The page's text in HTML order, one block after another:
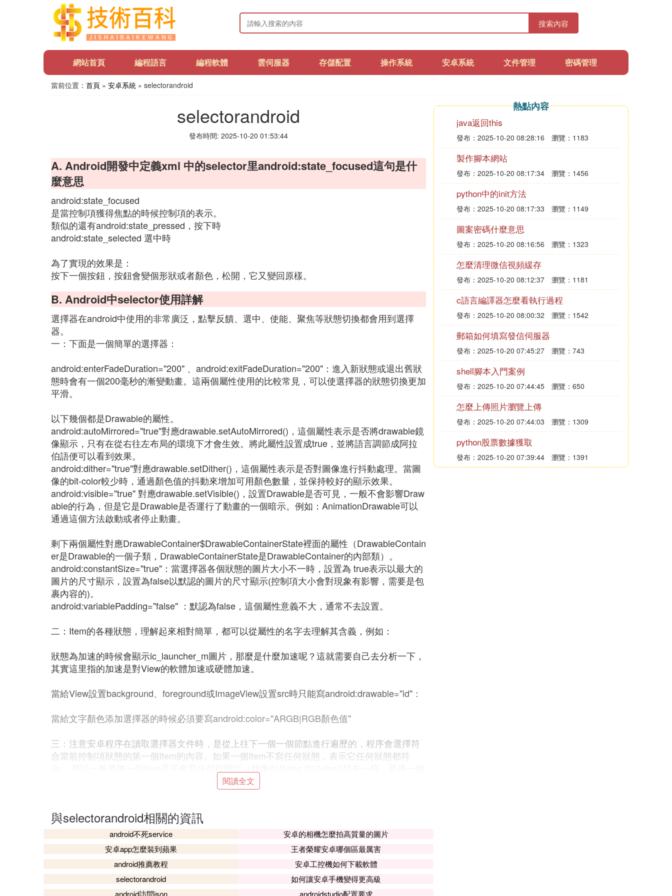
搜索內容
網站首頁 編程語言 編程軟體 雲伺服器 存儲配置 操作系統 安卓系統 文件管理 密碼管理
當前位置： 首頁 » 安卓系統 » selectorandroid
selectorandroid
發布時間: 2025-10-20 01:53:44
A. Android開發中定義xml 中的selector里android:state_focused這句是什
麼意思
android:state_focused
是當控制項獲得焦點的時候控制項的表示。
類似的還有android:state_pressed，按下時
android:state_selected 選中時
為了實現的效果是：
按下一個按鈕，按鈕會變個形狀或者顏色，松開，它又變回原樣。
B. Android中selector使用詳解
選擇器在android中使用的非常廣泛，點擊反饋、選中、使能、聚焦等狀態切換都會用到選擇
器。
一：下面是一個簡單的選擇器：
android:enterFadeDuration="200" 、android:exitFadeDuration="200"：進入新狀態或退出舊狀
態時會有一個200毫秒的漸變動畫。這兩個屬性使用的比較常見，可以使選擇器的狀態切換更加
平滑。
以下幾個都是Drawable的屬性。
android:autoMirrored="true"對應drawable.setAutoMirrored()，這個屬性表示是否將drawable鏡
像顯示，只有在從右往左布局的環境下才會生效。將此屬性設置成true，並將語言調節成阿拉
伯語便可以看到效果。
android:dither="true"對應drawable.setDither()，這個屬性表示是否對圖像進行抖動處理。當圖
像的bit-color較少時，通過顏色值的抖動來增加可用顏色數量，並保持較好的顯示效果。
android:visible="true" 對應drawable.setVisible()，設置Drawable是否可見，一般不會影響Draw
able的行為，但是它是Drawable是否運行了動畫的一個暗示。例如：AnimationDrawable可以
通過這個方法啟動或者停止動畫。
剩下兩個屬性對應DrawableContainer$DrawableContainerState裡面的屬性（DrawableContain
er是Drawable的一個子類，DrawableContainerState是DrawableContainer的內部類）。
android:constantSize="true"：當選擇器各個狀態的圖片大小不一時，設置為 true表示以最大的
圖片的尺寸顯示，設置為false以默認的圖片的尺寸顯示(控制項大小會對現象有影響，需要是包
裹內容的)。
android:variablePadding="false" ：默認為false，這個屬性意義不大，通常不去設置。
二：Item的各種狀態，理解起來相對簡單，都可以從屬性的名字去理解其含義，例如：
狀態為加速的時候會顯示ic_launcher_m圖片，那麼是什麼加速呢？這就需要自己去分析一下，
其實這里指的加速是對View的軟體加速或硬體加速。
當給View設置background、foreground或ImageView設置src時只能寫android:drawable="id"：
當給文字顏色添加選擇器的時候必須要寫android:color="ARGB|RGB顏色值"
三：注意安卓程序在讀取選擇器文件時，是從上往下一個一個節點進行遍歷的，程序會選擇符
合當前控制項狀態的第一個Item的內容。如果一個Item不寫任何狀態，表示它任何狀態都符
五：動態創建選擇器
動態創建一個簡單的選擇器：
用一張圖片，通過對圖片的著色創建選擇器：
創建矢量圖選擇器：
閱讀全文
與selectorandroid相關的資訊
android不死service
安卓的相機怎麼拍高質量的圖片
安卓app怎麼裝到蘋果
王者榮耀安卓哪個區最厲害
android推薦教程
安卓工控機如何下載軟體
selectorandroid
如何讓安卓手機變得更高級
android訪問json
androidstudio配置要求
熱點內容
java返回this
發布：2025-10-20 08:28:16 瀏覽：1183
製作腳本網站
發布：2025-10-20 08:17:34 瀏覽：1456
python中的init方法
發布：2025-10-20 08:17:33 瀏覽：1149
圖案密碼什麼意思
發布：2025-10-20 08:16:56 瀏覽：1323
怎麼清理微信視頻緩存
發布：2025-10-20 08:12:37 瀏覽：1181
c語言編譯器怎麼看執行過程
發布：2025-10-20 08:00:32 瀏覽：1542
郵箱如何填寫發信伺服器
發布：2025-10-20 07:45:27 瀏覽：743
shell腳本入門案例
發布：2025-10-20 07:44:45 瀏覽：650
怎麼上傳照片瀏覽上傳
發布：2025-10-20 07:44:03 瀏覽：1309
python股票數據獲取
發布：2025-10-20 07:39:44 瀏覽：1391